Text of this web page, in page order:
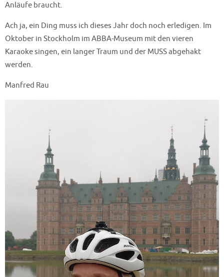
Anläufe braucht.
Ach ja, ein Ding muss ich dieses Jahr doch noch erledigen. Im
Oktober in Stockholm im ABBA-Museum mit den vieren
Karaoke singen, ein langer Traum und der MUSS abgehakt
werden.
Manfred Rau